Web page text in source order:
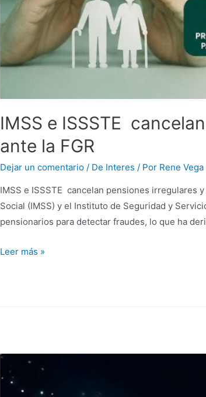
IMSS e ISSSTE
ante la FGR
Dejar un comentario / De Interes / Por Rene Vega
IMSS e ISSSTE cancelan pensiones irregulares
Social (IMSS) y el Instituto de Seguridad y
pensionarios para detectar fraudes, lo que ha
Leer más »